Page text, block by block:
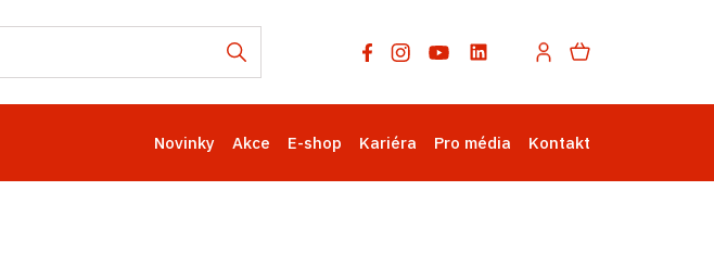
Novinky Akce E-shop Kariéra Pro média Kontakt